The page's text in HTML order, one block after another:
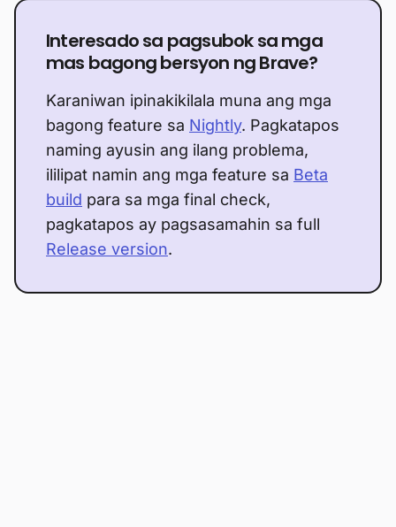
Interesado sa pagsubok sa mga
mas bagong bersyon ng Brave?
Karaniwan ipinakikilala muna ang mga
bagong feature sa Nightly. Pagkatapos
naming ayusin ang ilang problema,
ililipat namin ang mga feature sa Beta
build para sa mga final check,
pagkatapos ay pagsasamahin sa full
Release version.